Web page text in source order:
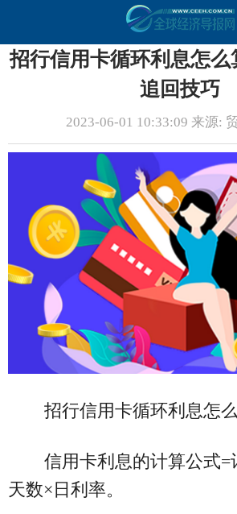
招行信用卡循环利息怎么
追回技巧
2023-06-01 10:33:09 来源:
招行信用卡循环利息怎
信用卡利息的计算公式=
天数×日利率。